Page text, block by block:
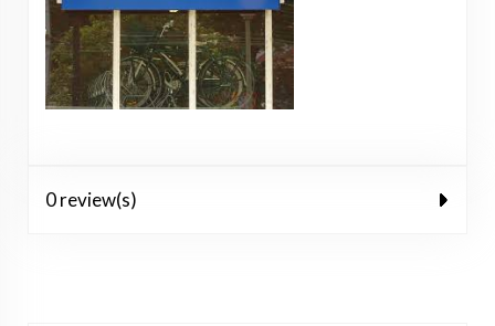
0 review(s)